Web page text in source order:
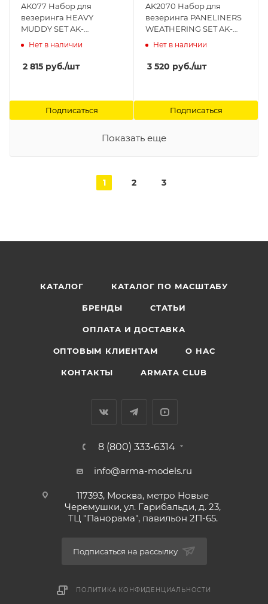
AK077 Набор для
везеринга HEAVY
MUDDY SET AK-
Interactive
Нет в наличии
2 815 руб./шт
Подписаться
AK2070 Набор для
везеринга PANELINERS
WEATHERING SET AK-
Interactive
Нет в наличии
3 520 руб./шт
Подписаться
Показать еще
1 2 3
КАТАЛОГ КАТАЛОГ ПО МАСШТАБУ
БРЕНДЫ СТАТЬИ
ОПЛАТА И ДОСТАВКА
ОПТОВЫМ КЛИЕНТАМ О НАС
КОНТАКТЫ ARMATA CLUB
8 (800) 333-6314
info@arma-models.ru
117393, Москва, метро Новые
Черемушки, ул. Гарибальди, д. 23,
ТЦ "Панорама", павильон 2П-65.
Подписаться на рассылку
ПОЛИТИКА КОНФИДЕНЦИАЛЬНОСТИ